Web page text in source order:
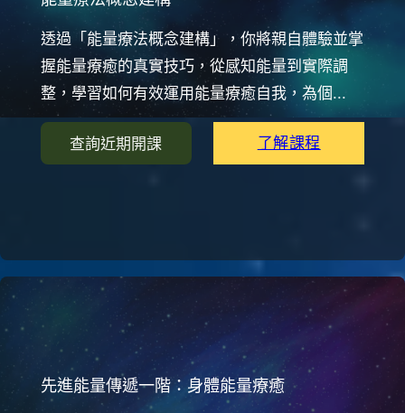
透過「能量療法概念建構」，你將親自體驗並掌
握能量療癒的真實技巧，從感知能量到實際調
整，學習如何有效運用能量療癒自我，為個...
查詢近期開課 了解課程
先進能量傳遞一階：身體能量療癒